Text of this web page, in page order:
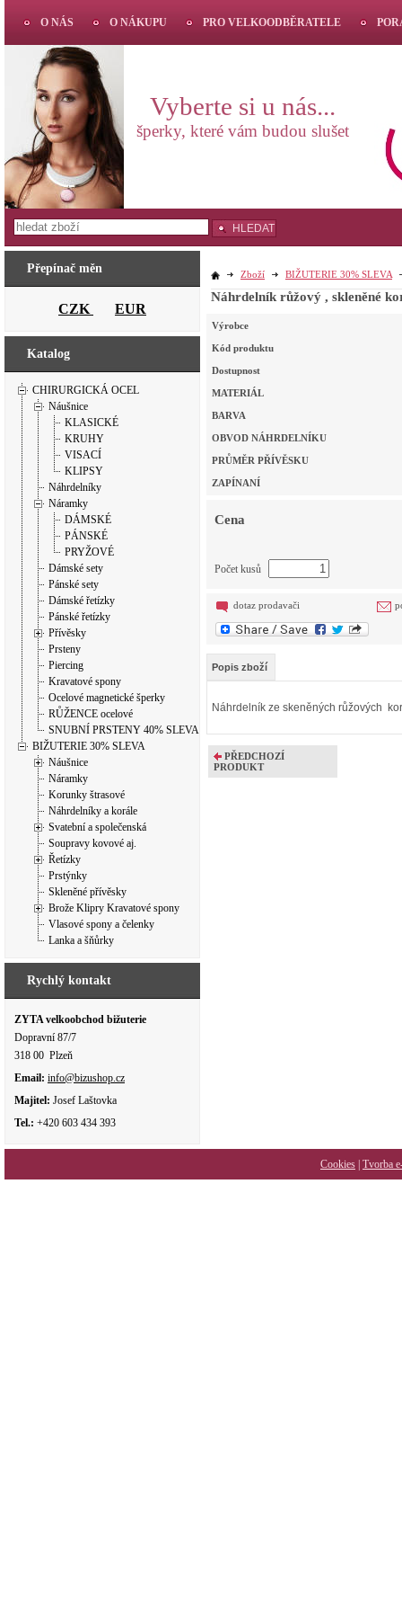
Přepínač měn
CZK EUR
Katalog
CHIRURGICKÁ OCEL
Náušnice
KLASICKÉ
KRUHY
VISACÍ
KLIPSY
Náhrdelníky
Náramky
DÁMSKÉ
PÁNSKÉ
PRYŽOVÉ
Dámské sety
Pánské sety
Dámské řetízky
Pánské řetízky
Přívěsky
Prsteny
Piercing
Kravatové spony
Ocelové magnetické šperky
RŮŽENCE ocelové
SNUBNÍ PRSTENY 40% SLEVA
BIŽUTERIE 30% SLEVA
Náušnice
Náramky
Korunky štrasové
Náhrdelníky a korále
Svatební a společenská
Soupravy kovové aj.
Řetízky
Prstýnky
Skleněné přívěsky
Brože Klipry Kravatové spony
Vlasové spony a čelenky
Lanka a šňůrky
Rychlý kontakt
ZYTA velkoobchod bižuterie
Dopravní 87/7
318 00 Plzeň
Email: info@bizushop.cz
Majitel: Josef Laštovka
Tel.: +420 603 434 393
Zboží BIŽUTERIE 30% SLEVA
Náhrdelník růžový , skleněné
Výrobce
Kód produktu
Dostupnost
MATERIÁL
BARVA
OBVOD NÁHRDELNÍKU
PRŮMĚR PŘÍVĚSKU
ZAPÍNANÍ
Cena
Počet kusů
dotaz prodavači
Popis zboží
Náhrdelník ze skeněných růžových
PŘEDCHOZÍ
PRODUKT
O NÁS O NÁKUPU PRO VELKOODBĚRATELE
Vyberte si u nás...
šperky, které vám budou slušet
HLEDAT
Cookies Tvorba